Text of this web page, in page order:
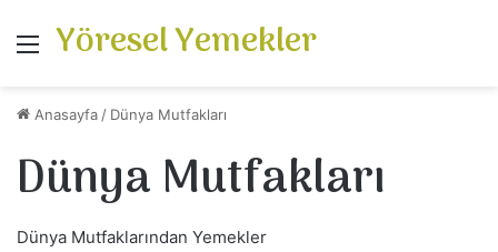
Menü
Yöresel Yemekler
Anasayfa / Dünya Mutfakları
Dünya Mutfakları
Dünya Mutfaklarından Yemekler